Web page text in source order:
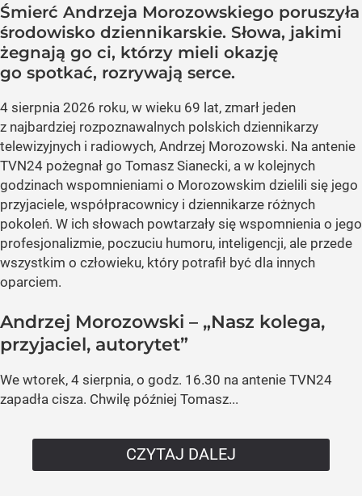
Śmierć Andrzeja Morozowskiego poruszyła
środowisko dziennikarskie. Słowa, jakimi
żegnają go ci, którzy mieli okazję
go spotkać, rozrywają serce.
4 sierpnia 2026 roku, w wieku 69 lat, zmarł jeden
z najbardziej rozpoznawalnych polskich dziennikarzy
telewizyjnych i radiowych, Andrzej Morozowski. Na antenie
TVN24 pożegnał go Tomasz Sianecki, a w kolejnych
godzinach wspomnieniami o Morozowskim dzielili się jego
przyjaciele, współpracownicy i dziennikarze różnych
pokoleń. W ich słowach powtarzały się wspomnienia o jego
profesjonalizmie, poczuciu humoru, inteligencji, ale przede
wszystkim o człowieku, który potrafił być dla innych
oparciem.
Andrzej Morozowski – „Nasz kolega,
przyjaciel, autorytet”
We wtorek, 4 sierpnia, o godz. 16.30 na antenie TVN24
zapadła cisza. Chwilę później Tomasz...
CZYTAJ DALEJ